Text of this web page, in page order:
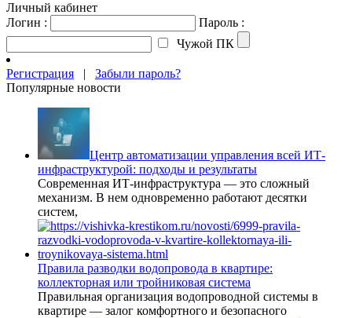
Личный кабинет
Логин :
Пароль :
Чужой ПК
Регистрация | Забыли пароль?
Популярные новости
Центр автоматизации управления всей ИТ-
инфраструктурой: подходы и результаты
Современная ИТ-инфраструктура — это сложный
механизм. В нем одновременно работают десятки
систем,
Правила разводки водопровода в квартире:
коллекторная или тройниковая система
Правильная организация водопроводной системы в
квартире — залог комфортного и безопасного